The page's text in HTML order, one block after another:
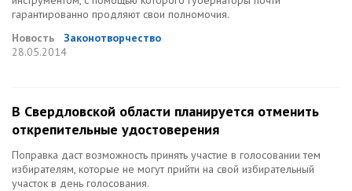
гарантированно продляют свои полномочия.
Новость
Законотворчество
28.05.2014
В Свердловской области планируется отменить
открепительные удостоверения
Поправка даст возможность принять участие в голосовании тем
избирателям, которые не могут прийти на свой избирательный
участок в день голосования.